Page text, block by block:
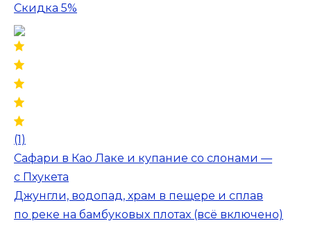
Скидка 5%
(1)
Сафари в Као Лаке и купание со слонами —
с Пхукета
Джунгли, водопад, храм в пещере и сплав
по реке на бамбуковых плотах (всё включено)